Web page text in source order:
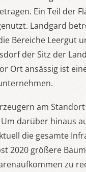
Ein Teil der
Landgard
Bereiche Leergut
der Sitz der
Ort ansässig ist
am
darüber hinaus
die gesamte
2020 größere
zu